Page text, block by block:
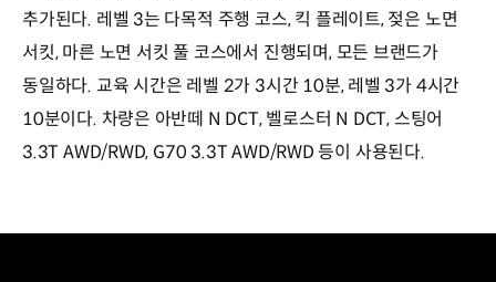
추가된다. 레벨 3는 다목적 주행 코스, 킥 플레이트, 젖은 노면
서킷, 마른 노면 서킷 풀 코스에서 진행되며, 모든 브랜드가
동일하다. 교육 시간은 레벨 2가 3시간 10분, 레벨 3가 4시간
10분이다. 차량은 아반떼 N DCT, 벨로스터 N DCT, 스팅어
3.3T AWD/RWD, G70 3.3T AWD/RWD 등이 사용된다.